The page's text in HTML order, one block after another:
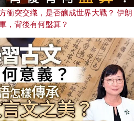
衝突交織，是否釀成世界大戰？ 伊朗
，背後有何盤算？